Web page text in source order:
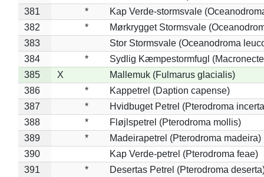
381
*
Kap Verde-stormsvale
382
*
Mørkrygget Stormsvale
383
Stor Stormsvale (Oceanodroma
384
*
Sydlig Kæmpestormfugl
385
X
Mallemuk (Fulmarus glacialis)
386
*
Kappetrel (Daption capense)
387
*
Hvidbuget Petrel (Pterodroma
388
*
Fløjlspetrel (Pterodroma mollis)
389
*
Madeirapetrel (Pterodroma madeira)
390
Kap Verde-petrel (Pterodroma feae)
391
*
Desertas Petrel (Pterodroma